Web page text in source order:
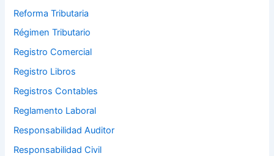
Reforma Tributaria
Régimen Tributario
Registro Comercial
Registro Libros
Registros Contables
Reglamento Laboral
Responsabilidad Auditor
Responsabilidad Civil